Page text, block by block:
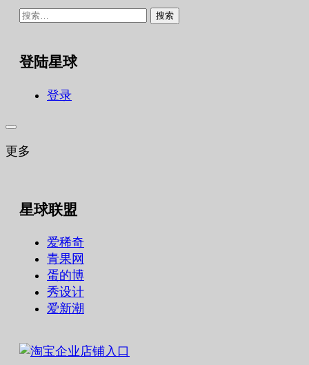
搜
登陆星球
登录
更多
星球联盟
爱稀奇
青果网
蛋的博
秀设计
爱新潮